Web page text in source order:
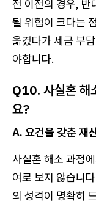
전 이전의 경우, 반
될 위험이 크다는
옮겼다가 세금 부
야합니다.
Q10. 사실혼 해
요?
A. 요건을 갖춘 재
사실혼 해소 과정
여로 보지 않습니
의 성격이 명확히